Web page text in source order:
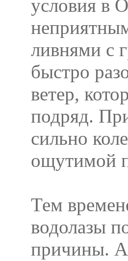
условия в
ливнями с
быстро
ветер,
подряд.
сильно
ощутимой
Тем
водолазы
причины. А